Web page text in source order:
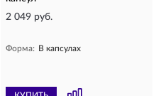
2 049 руб.
Форма: В капсулах